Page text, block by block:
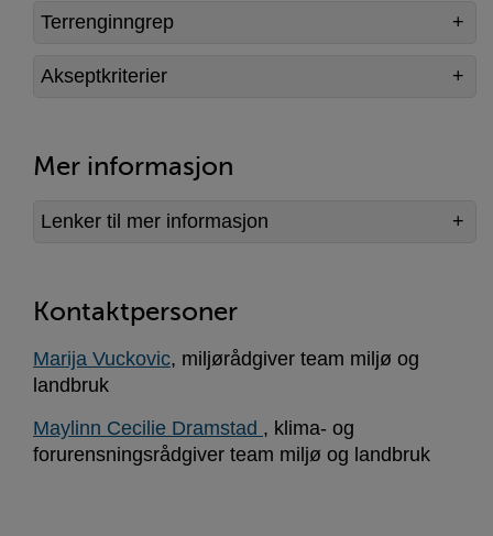
Terrenginngrep
Akseptkriterier
Mer informasjon
Lenker til mer informasjon
Kontaktpersoner
Marija Vuckovic, miljørådgiver team miljø og
landbruk
Maylinn Cecilie Dramstad , klima- og
forurensningsrådgiver team miljø og landbruk